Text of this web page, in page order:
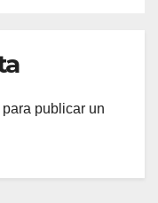
para publicar un